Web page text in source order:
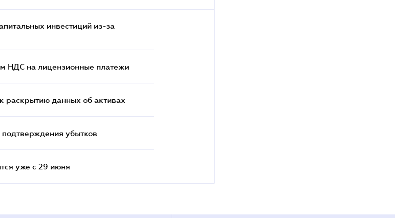
инвестиций из-за
НДС на лицензионные платежи
раскрытию данных об активах
убытков
уже с 29 июня